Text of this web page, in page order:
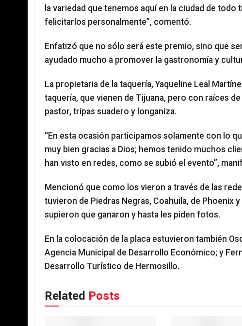
la variedad que tenemos aquí en la ciudad de
felicitarlos personalmente”, comentó.
Enfatizó que no sólo será este premio, sino que
ayudado mucho a promover la gastronomía y
La propietaria de la taquería, Yaqueline Leal
taquería, que vienen de Tijuana, pero con raíces
pastor, tripas suadero y longaniza.
“En esta ocasión participamos solamente con lo
muy bien gracias a Dios; hemos tenido muchos
han visto en redes, como se subió el evento”,
Mencionó que como los vieron a través de las
tuvieron de Piedras Negras, Coahuila, de Phoenix
supieron que ganaron y hasta les piden fotos.
En la colocación de la placa estuvieron también
Agencia Municipal de Desarrollo Económico; y
Desarrollo Turístico de Hermosillo.
Related Posts